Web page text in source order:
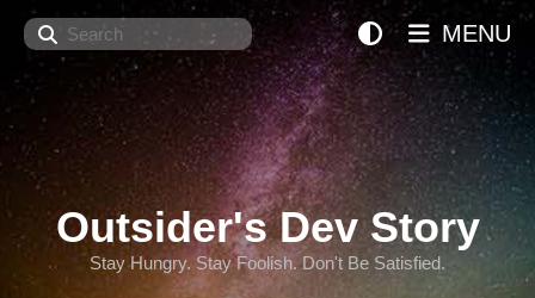
Search
Outsider's Dev Story
Stay Hungry. Stay Foolish. Don't Be Satisfied.
MENU